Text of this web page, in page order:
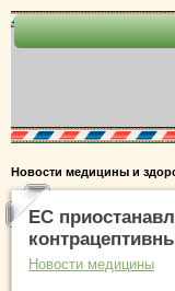
Новости медицины и
ЕС
Новости медицины